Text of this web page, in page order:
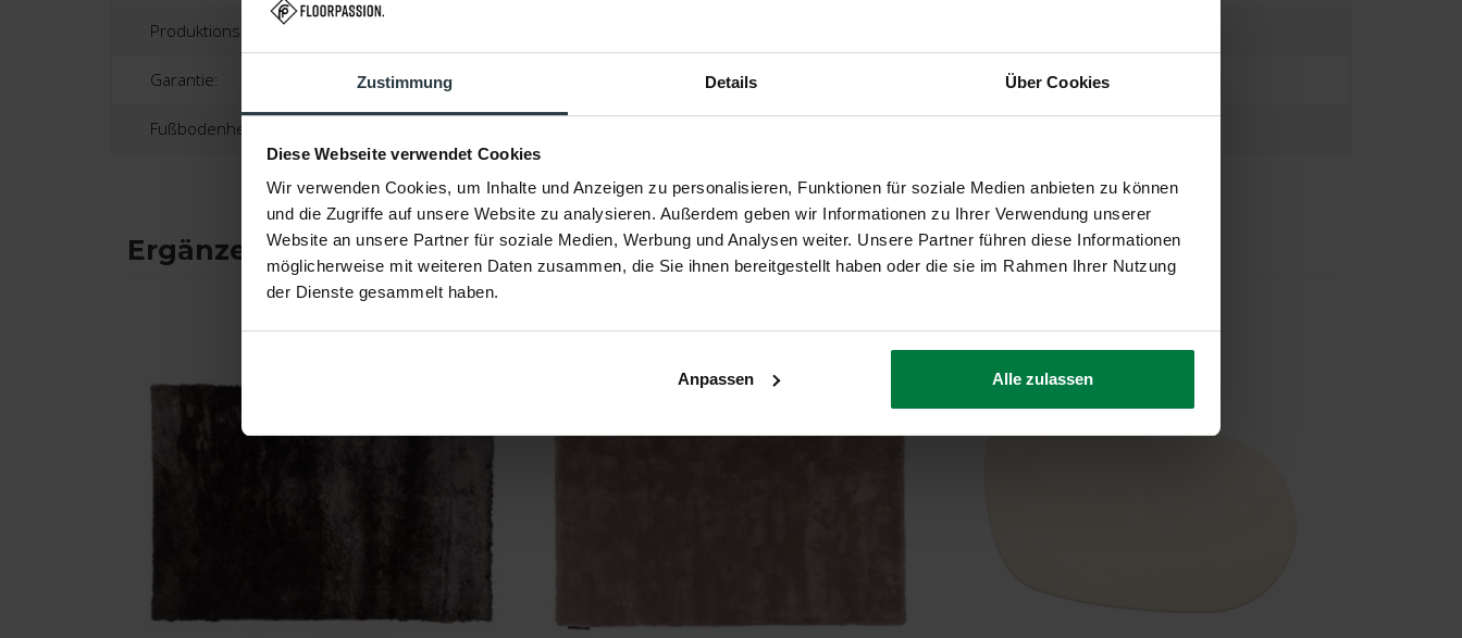
Zustimmung Details Über Cookies
Diese Webseite verwendet Cookies
Wir verwenden Cookies, um Inhalte und Anzeigen zu personalisieren, Funktionen für soziale Medien anbieten zu können
und die Zugriffe auf unsere Website zu analysieren. Außerdem geben wir Informationen zu Ihrer Verwendung unserer
Website an unsere Partner für soziale Medien, Werbung und Analysen weiter. Unsere Partner führen diese Informationen
möglicherweise mit weiteren Daten zusammen, die Sie ihnen bereitgestellt haben oder die sie im Rahmen Ihrer Nutzung
der Dienste gesammelt haben.
Anpassen Alle zulassen
Produktionsland:
Garantie:
Fußbodenheizung:
Ergänzende Produkte